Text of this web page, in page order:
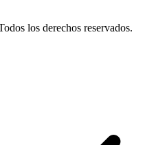
los derechos reservados.